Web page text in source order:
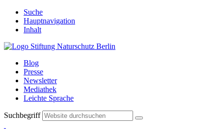
Suche
Hauptnavigation
Inhalt
Blog
Presse
Newsletter
Mediathek
Leichte Sprache
Suchbegriff